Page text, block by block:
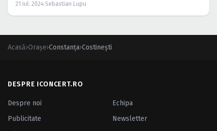
21 iul. 2024·Sebastian Lupu
Acasă›Orașe›Constanța›Costineşti
DESPRE ICONCERT.RO
Despre noi
Echipa
Publicitate
Newsletter